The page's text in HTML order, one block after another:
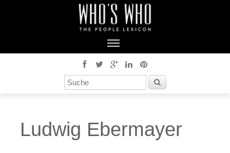
Ludwig Ebermayer